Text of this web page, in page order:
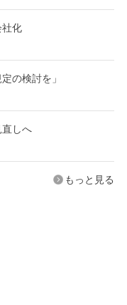
化
の検討を」
しへ
もっと見る